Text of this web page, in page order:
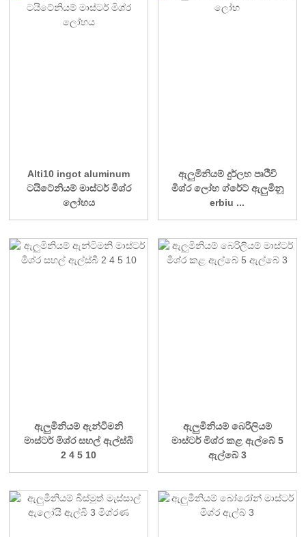
Alti10 ingot aluminum
ටයිටේනියම් මාස්ටර් මිශ්ර
ලෝහය
ඇලුමිනියම් දුර්ලභ පෘථිවි
මිශ්ර ලෝහ ග්රේට් ඇලුමිනූ
erbiu ...
ඇලුමිනියම් ඇන්ටිමනි
මාස්ටර් මිශ්ර සහල් ඇල්ස්බී
2 4 5 10
ඇලුමිනියම් බෙරිලියම්
මාස්ටර් මිශ්ර කළ ඇල්බේ 5
ඇල්බේ 3